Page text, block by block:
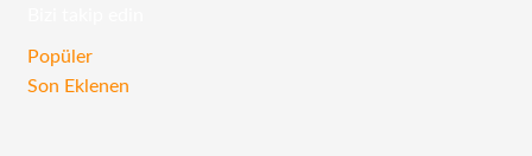
Popüler
Son Eklenen